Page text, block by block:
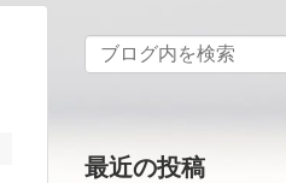
最近の投稿